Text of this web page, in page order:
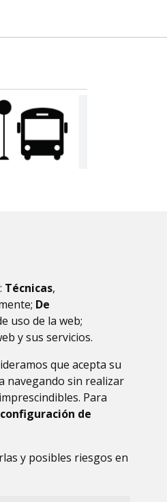
Técnicas,
De
uso de la web;
y sus servicios.
que acepta su
navegando sin realizar
Para
de
y posibles riesgos en